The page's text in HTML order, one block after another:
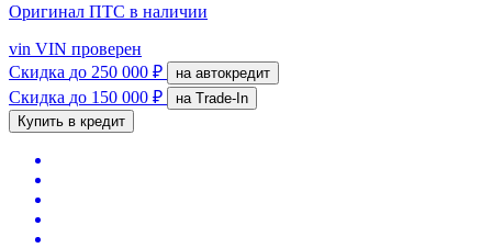
Оригинал ПТС в наличии
vin VIN проверен
Скидка до 250 000 ₽ на автокредит
Скидка до 150 000 ₽
на Trade-In
Купить в кредит